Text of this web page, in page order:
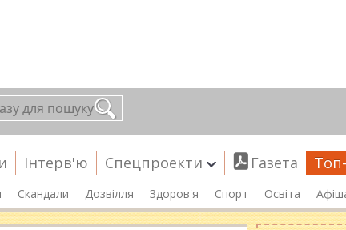
Інтерв'ю Спецпроекти Газета
Скандали Дозвілля Здоров'я Спорт Освіта